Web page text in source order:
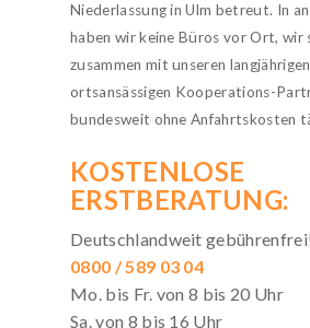
Niederlassung in Ulm betreut. In
haben wir keine Büros vor Ort, wir
zusammen mit unseren
ortsansässigen Kooperations-
bundesweit ohne Anfahrtskosten
KOSTENLOSE
ERSTBERATUNG:
Deutschlandweit
0800 / 589 03 04
Mo. bis Fr. von 8 bis 20 Uhr
Sa. von 8 bis 16 Uhr